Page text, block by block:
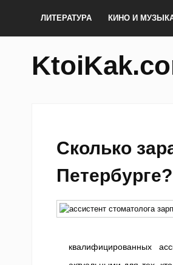
ЛИТЕРАТУРА КИНО И
Сколько
Петербурге?
квалифицированных